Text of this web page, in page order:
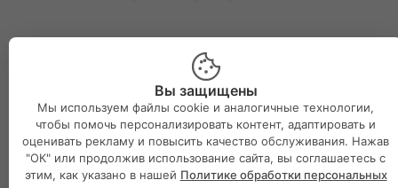
2026 © Интернет-магазин Великий двор
Вы защищены
Мы используем файлы cookie и аналогичные технологии,
чтобы помочь персонализировать контент, адаптировать и
оценивать рекламу и повысить качество обслуживания. Нажав
"ОК" или продолжив использование сайта, вы соглашаетесь с
этим, как указано в нашей Политике обработки персональных